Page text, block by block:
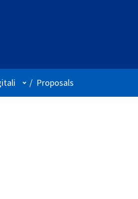
User menu
/ Proposals